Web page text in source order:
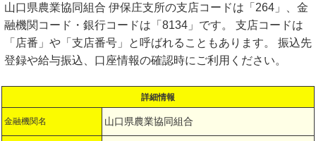
山口県農業協同組合 伊保庄支所の支店コードは「264」、金
融機関コード・銀行コードは「8134」です。 支店コードは
「店番」や「支店番号」と呼ばれることもあります。 振込先
登録や給与振込、口座情報の確認時にご利用ください。
詳細情報
金融機関名 山口県農業協同組合